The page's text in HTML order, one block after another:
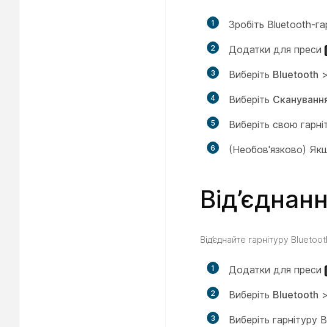
1 Зробіть Bluetooth-
2 Додатки для преси
3 Виберіть Bluetooth >
4 Виберіть
5 Виберіть свою
6 (Необов'язково)
Від’єднайте гарнітуру
1 Додатки для преси
2 Виберіть Bluetooth >
3 Виберіть гарнітуру